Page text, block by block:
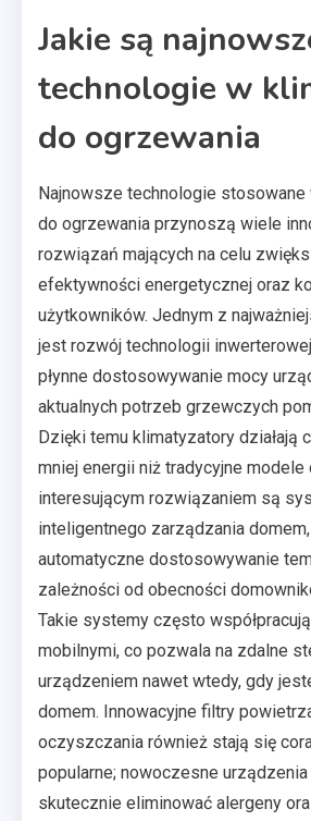
Jakie są
technologie w
do ogrzewania
Najnowsze technologie stosowane
do ogrzewania przynoszą wiele
rozwiązań mających na celu
efektywności energetycznej oraz
użytkowników. Jednym z
jest rozwój technologii
płynne dostosowywanie mocy
aktualnych potrzeb grzewczych
Dzięki temu klimatyzatory działają
mniej energii niż tradycyjne
interesującym rozwiązaniem są
inteligentnego zarządzania
automatyczne dostosowywanie
zależności od obecności
Takie systemy często
mobilnymi, co pozwala na zdalne
urządzeniem nawet wtedy, gdy
domem. Innowacyjne filtry
oczyszczania również stają się
popularne; nowoczesne
skutecznie eliminować alergeny